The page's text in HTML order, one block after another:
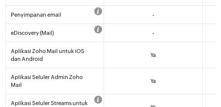
Penyimpanan email -
eDiscovery (Mail) -
Aplikasi Zoho Mail untuk iOS
dan Android
Ya
Aplikasi Seluler Admin Zoho
Mail
Ya
Aplikasi Seluler Streams untuk